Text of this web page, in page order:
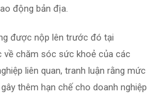
động bản địa.
được nộp lên trước đó tại
chăm sóc sức khoẻ của các
liên quan, tranh luận rằng mức
thêm hạn chế cho doanh nghiệp